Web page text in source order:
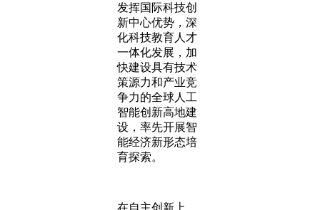
发挥国际科技创
新中心优势，深
化科技教育人才
一体化发展，加
快建设具有技术
策源力和产业竞
争力的全球人工
智能创新高地建
设，率先开展智
能经济新形态培
育探索。
在自主创新上，